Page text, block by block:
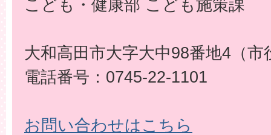
こども・健康部 こども施策課
大和高田市大字大中98番地4（市
電話番号：0745-22-1101
お問い合わせはこちら